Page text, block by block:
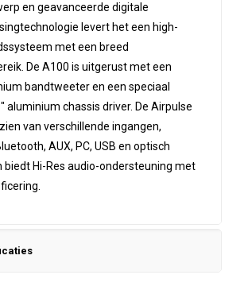
en geavanceerde digitale
levert het een high-
met een breed
De A100 is uitgerust met een
bandtweeter en een speciaal
aluminium chassis driver. De Airpulse
van verschillende ingangen,
AUX, PC, USB en optisch
biedt Hi-Res audio-ondersteuning met